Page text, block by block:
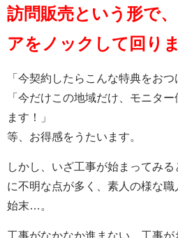
訪問販売という形で
アをノックして回りま
「今契約したらこんな特典をおつ
「今だけこの地域だけ、モニタ
ます！」
等、お得感をうたいます。
しかし、いざ工事が始まってみ
に不明な点が多く、素人の様な
始末…。
工事がなかなか進まない、工事